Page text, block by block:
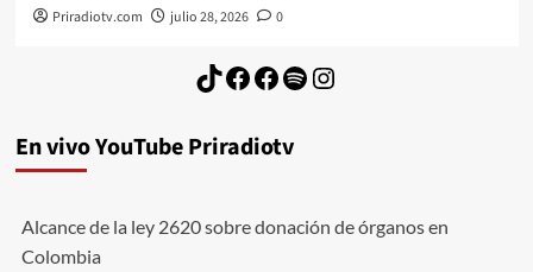
Priradiotv.com julio 28, 2026 0
TikTok
Facebook
Facebook
Spotify
Instagram
En vivo YouTube Priradiotv
Alcance de la ley 2620 sobre donación de órganos en
Colombia